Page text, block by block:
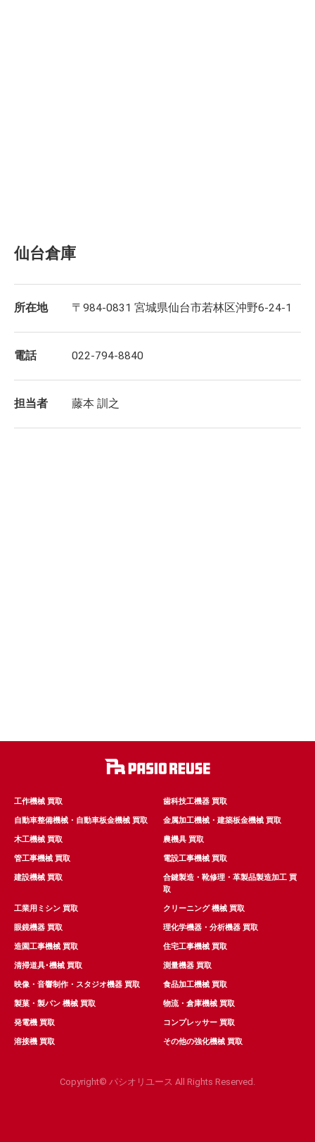
仙台倉庫
所在地 〒984-0831 宮城県仙台市若林区沖野6-24-1
電話 022-794-8840
担当者 藤本 訓之
工作機械 買取 歯科技工機器 買取
自動車整備機械・自動車板金機械 買取 金属加工機械・建築板金機械 買取
木工機械 買取 農機具 買取
管工事機械 買取 電設工事機械 買取
建設機械 買取
合鍵製造・靴修理・革製品製造加工 買
取
工業用ミシン 買取 クリーニング 機械 買取
眼鏡機器 買取 理化学機器・分析機器 買取
造園工事機械 買取 住宅工事機械 買取
清掃道具･機械 買取 測量機器 買取
映像・音響制作・スタジオ機器 買取 食品加工機械 買取
製菓・製パン 機械 買取 物流・倉庫機械 買取
発電機 買取 コンプレッサー 買取
溶接機 買取 その他の強化機械 買取
Copyright© パシオリユース All Rights Reserved.